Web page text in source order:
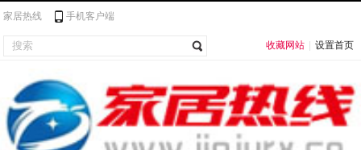
家居热线 手机客户端
收藏网站 设置首页